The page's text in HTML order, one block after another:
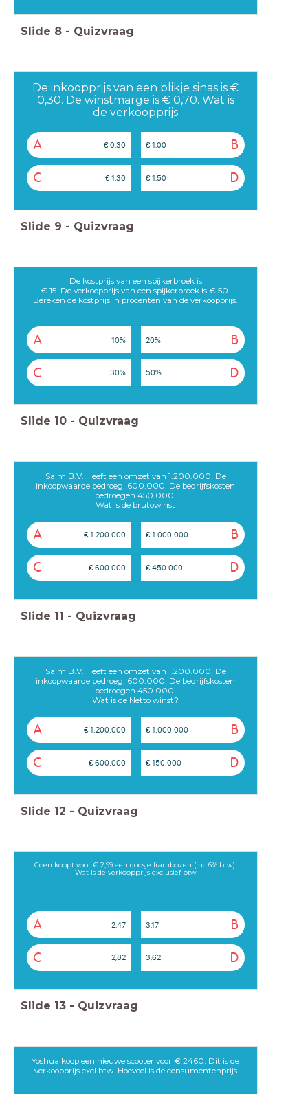
Slide 8 - Quizvraag
De inkoopprijs van een blikje sinas is €
0,30. De winstmarge is € 0,70. Wat is
de verkoopprijs
A € 0,30 B
€ 1,00
C € 1,30 D
€ 1,50
Slide 9 - Quizvraag
De kostprijs van een spijkerbroek is
€ 15. De verkoopprijs van een spijkerbroek is € 50.
Bereken de kostprijs in procenten van de verkoopprijs.
A 10% B
20%
C 30% D
50%
Slide 10 - Quizvraag
Saim B.V. Heeft een omzet van 1.200.000. De
inkoopwaarde bedroeg. 600.000. De bedrijfskosten
bedroegen 450.000.
Wat is de brutowinst
A € 1.200.000 B
€ 1.000.000
C € 600.000 D
€ 450.000
Slide 11 - Quizvraag
Saim B.V. Heeft een omzet van 1.200.000. De
inkoopwaarde bedroeg. 600.000. De bedrijfskosten
bedroegen 450.000.
Wat is de Netto winst?
A € 1.200.000 B
€ 1.000.000
C € 600.000 D
€ 150.000
Slide 12 - Quizvraag
Coen koopt voor € 2,99 een doosje frambozen (inc 6% btw).
Wat is de verkoopprijs exclusief btw
A 2,47 B
3,17
C 2,82 D
3,62
Slide 13 - Quizvraag
Yoshua koop een nieuwe scooter voor € 2460. Dit is de
verkoopprijs excl btw. Hoeveel is de consumentenprijs